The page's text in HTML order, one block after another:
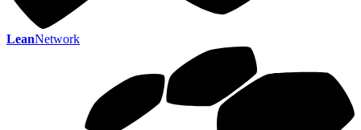
LeanNetwork